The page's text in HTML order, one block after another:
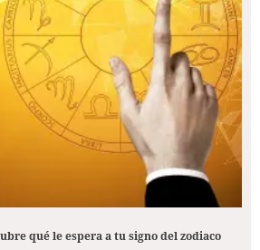
qué le espera a tu signo del zodiaco